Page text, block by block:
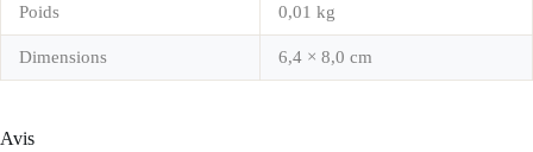
Poids 0,01 kg
Dimensions 6,4 × 8,0 cm
Avis